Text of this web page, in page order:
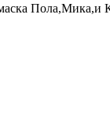
Пола,Мика,и